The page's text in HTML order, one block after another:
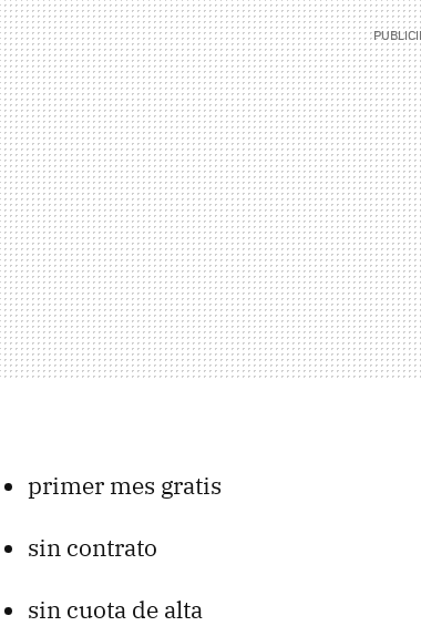
primer mes gratis
sin contrato
sin cuota de alta